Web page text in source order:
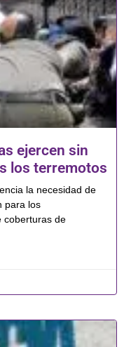
ejercen sin
los terremotos
la necesidad de
para los
coberturas de